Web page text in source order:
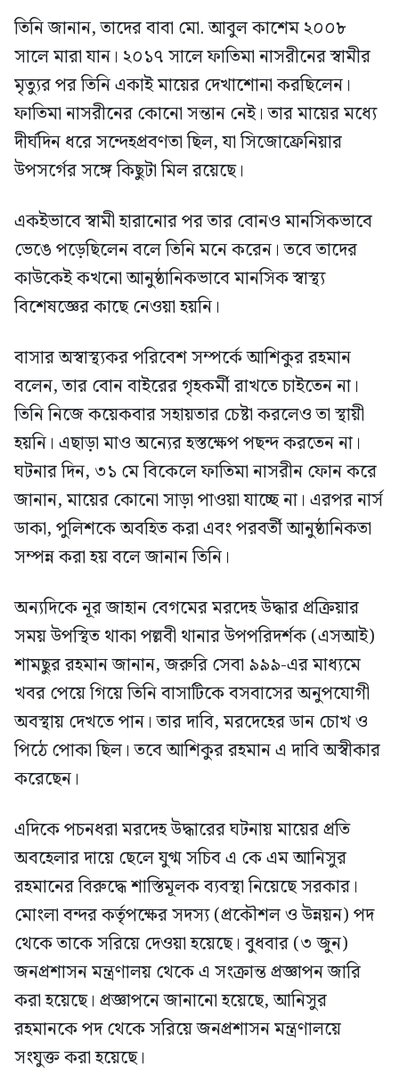
তিনি জানান, তাদের বাবা মো. আবুল কাশেম ২০০৮
সালে মারা যান। ২০১৭ সালে ফাতিমা নাসরীনের স্বামীর
মৃত্যুর পর তিনি একাই মায়ের দেখাশোনা করছিলেন।
ফাতিমা নাসরীনের কোনো সন্তান নেই। তার মায়ের মধ্যে
দীর্ঘদিন ধরে সন্দেহপ্রবণতা ছিল, যা সিজোফ্রেনিয়ার
উপসর্গের সঙ্গে কিছুটা মিল রয়েছে।
একইভাবে স্বামী হারানোর পর তার বোনও মানসিকভাবে
ভেঙে পড়েছিলেন বলে তিনি মনে করেন। তবে তাদের
কাউকেই কখনো আনুষ্ঠানিকভাবে মানসিক স্বাস্থ্য
বিশেষজ্ঞের কাছে নেওয়া হয়নি।
বাসার অস্বাস্থ্যকর পরিবেশ সম্পর্কে আশিকুর রহমান
বলেন, তার বোন বাইরের গৃহকর্মী রাখতে চাইতেন না।
তিনি নিজে কয়েকবার সহায়তার চেষ্টা করলেও তা স্থায়ী
হয়নি। এছাড়া মাও অন্যের হস্তক্ষেপ পছন্দ করতেন না।
ঘটনার দিন, ৩১ মে বিকেলে ফাতিমা নাসরীন ফোন করে
জানান, মায়ের কোনো সাড়া পাওয়া যাচ্ছে না। এরপর নার্স
ডাকা, পুলিশকে অবহিত করা এবং পরবর্তী আনুষ্ঠানিকতা
সম্পন্ন করা হয় বলে জানান তিনি।
অন্যদিকে নূর জাহান বেগমের মরদেহ উদ্ধার প্রক্রিয়ার
সময় উপস্থিত থাকা পল্লবী থানার উপপরিদর্শক (এসআই)
শামছুর রহমান জানান, জরুরি সেবা ৯৯৯-এর মাধ্যমে
খবর পেয়ে গিয়ে তিনি বাসাটিকে বসবাসের অনুপযোগী
অবস্থায় দেখতে পান। তার দাবি, মরদেহের ডান চোখ ও
পিঠে পোকা ছিল। তবে আশিকুর রহমান এ দাবি অস্বীকার
করেছেন।
এদিকে পচনধরা মরদেহ উদ্ধারের ঘটনায় মায়ের প্রতি
অবহেলার দায়ে ছেলে যুগ্ম সচিব এ কে এম আনিসুর
রহমানের বিরুদ্ধে শাস্তিমূলক ব্যবস্থা নিয়েছে সরকার।
মোংলা বন্দর কর্তৃপক্ষের সদস্য (প্রকৌশল ও উন্নয়ন) পদ
থেকে তাকে সরিয়ে দেওয়া হয়েছে। বুধবার (৩ জুন)
জনপ্রশাসন মন্ত্রণালয় থেকে এ সংক্রান্ত প্রজ্ঞাপন জারি
করা হয়েছে। প্রজ্ঞাপনে জানানো হয়েছে, আনিসুর
রহমানকে পদ থেকে সরিয়ে জনপ্রশাসন মন্ত্রণালয়ে
সংযুক্ত করা হয়েছে।